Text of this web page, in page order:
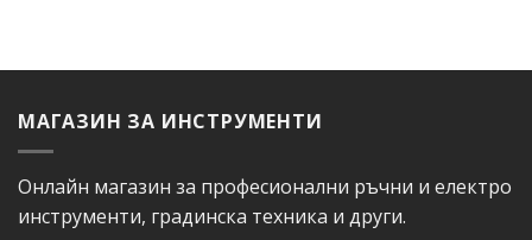
МАГАЗИН ЗА ИНСТРУМЕНТИ
Онлайн магазин за професионални ръчни и електро
инструменти, градинска техника и други.